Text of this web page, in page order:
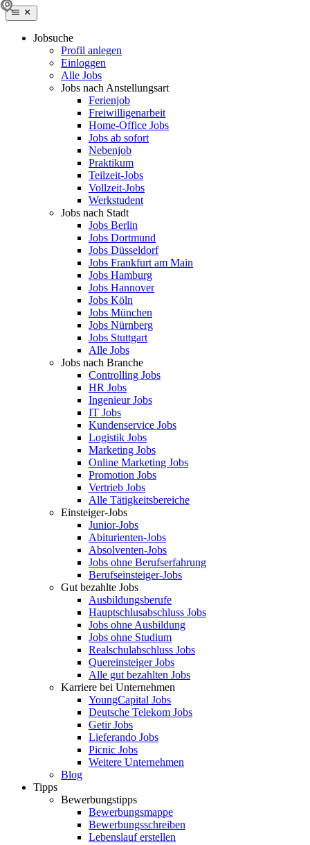
Jobsuche
Profil anlegen
Einloggen
Alle Jobs
Jobs nach Anstellungsart
Ferienjob
Freiwilligenarbeit
Home-Office Jobs
Jobs ab sofort
Nebenjob
Praktikum
Teilzeit-Jobs
Vollzeit-Jobs
Werkstudent
Jobs nach Stadt
Jobs Berlin
Jobs Dortmund
Jobs Düsseldorf
Jobs Frankfurt am Main
Jobs Hamburg
Jobs Hannover
Jobs Köln
Jobs München
Jobs Nürnberg
Jobs Stuttgart
Alle Jobs
Jobs nach Branche
Controlling Jobs
HR Jobs
Ingenieur Jobs
IT Jobs
Kundenservice Jobs
Logistik Jobs
Marketing Jobs
Online Marketing Jobs
Promotion Jobs
Vertrieb Jobs
Alle Tätigkeitsbereiche
Einsteiger-Jobs
Junior-Jobs
Abiturienten-Jobs
Absolventen-Jobs
Jobs ohne Berufserfahrung
Berufseinsteiger-Jobs
Gut bezahlte Jobs
Ausbildungsberufe
Hauptschlusabschluss Jobs
Jobs ohne Ausbildung
Jobs ohne Studium
Realschulabschluss Jobs
Quereinsteiger Jobs
Alle gut bezahlten Jobs
Karriere bei Unternehmen
YoungCapital Jobs
Deutsche Telekom Jobs
Getir Jobs
Lieferando Jobs
Picnic Jobs
Weitere Unternehmen
Blog
Tipps
Bewerbungstipps
Bewerbungsmappe
Bewerbungsschreiben
Lebenslauf erstellen